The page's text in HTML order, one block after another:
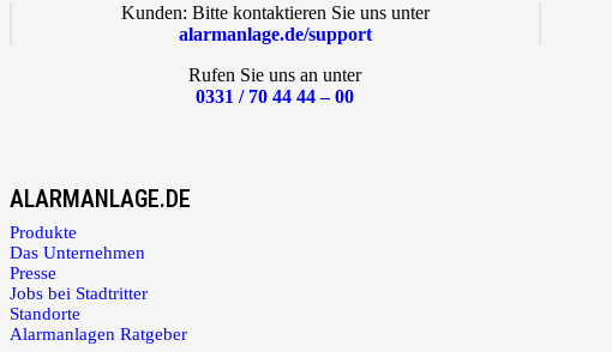
Kunden: Bitte kontaktieren Sie uns unter
alarmanlage.de/support
Rufen Sie uns an unter
0331 / 70 44 44 – 00
ALARMANLAGE.DE
Produkte
Das Unternehmen
Presse
Jobs bei Stadtritter
Standorte
Alarmanlagen Ratgeber